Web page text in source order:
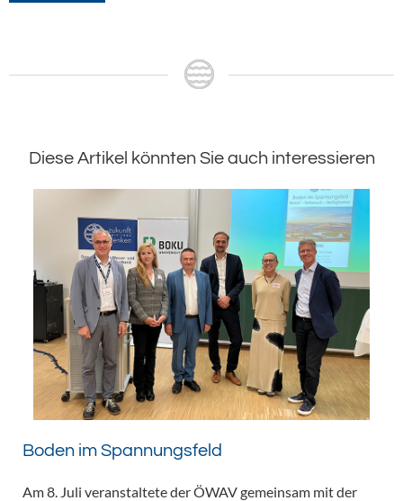
Diese Artikel könnten Sie auch interessieren
Boden im Spannungsfeld
Am 8. Juli veranstaltete der ÖWAV gemeinsam mit der